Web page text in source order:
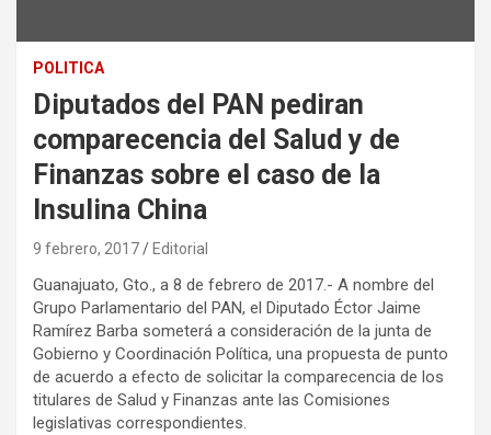
POLITICA
Diputados del PAN pediran
comparecencia del Salud y de
Finanzas sobre el caso de la
Insulina China
9 febrero, 2017 Editorial
Guanajuato, Gto., a 8 de febrero de 2017.- A nombre del
Grupo Parlamentario del PAN, el Diputado Éctor Jaime
Ramírez Barba someterá a consideración de la junta de
Gobierno y Coordinación Política, una propuesta de punto
de acuerdo a efecto de solicitar la comparecencia de los
titulares de Salud y Finanzas ante las Comisiones
legislativas correspondientes.